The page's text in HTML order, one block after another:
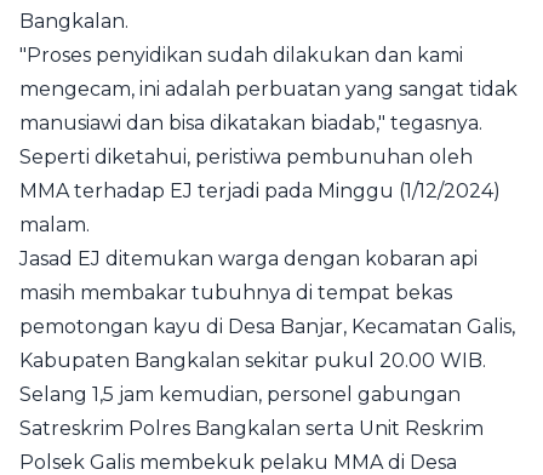
Bangkalan.
"Proses penyidikan sudah dilakukan dan kami
mengecam, ini adalah perbuatan yang sangat tidak
manusiawi dan bisa dikatakan biadab," tegasnya.
Seperti diketahui, peristiwa pembunuhan oleh
MMA terhadap EJ terjadi pada Minggu (1/12/2024)
malam.
Jasad EJ ditemukan warga dengan kobaran api
masih membakar tubuhnya di tempat bekas
pemotongan kayu di Desa Banjar, Kecamatan Galis,
Kabupaten Bangkalan sekitar pukul 20.00 WIB.
Selang 1,5 jam kemudian, personel gabungan
Satreskrim Polres Bangkalan serta Unit Reskrim
Polsek Galis membekuk pelaku MMA di Desa